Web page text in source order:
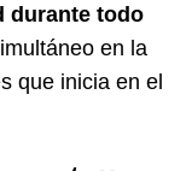
durante todo
en la
que inicia en el